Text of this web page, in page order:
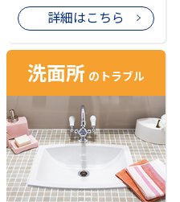
詳細はこちら
洗面所 のトラブル